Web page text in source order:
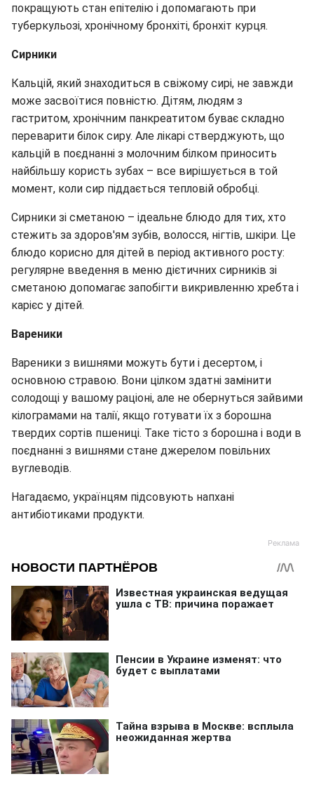
покращують стан епітелію і допомагають при
туберкульозі, хронічному бронхіті, бронхіт курця.
Сирники
Кальцій, який знаходиться в свіжому сирі, не завжди
може засвоїтися повністю. Дітям, людям з
гастритом, хронічним панкреатитом буває складно
переварити білок сиру. Але лікарі стверджують, що
кальцій в поєднанні з молочним білком приносить
найбільшу користь зубах – все вирішується в той
момент, коли сир піддається тепловій обробці.
Сирники зі сметаною – ідеальне блюдо для тих, хто
стежить за здоров'ям зубів, волосся, нігтів, шкіри. Це
блюдо корисно для дітей в період активного росту:
регулярне введення в меню дієтичних сирників зі
сметаною допомагає запобігти викривленню хребта і
карієс у дітей.
Вареники
Вареники з вишнями можуть бути і десертом, і
основною стравою. Вони цілком здатні замінити
солодощі у вашому раціоні, але не обернуться зайвими
кілограмами на талії, якщо готувати їх з борошна
твердих сортів пшениці. Таке тісто з борошна і води в
поєднанні з вишнями стане джерелом повільних
вуглеводів.
Нагадаємо, українцям підсовують напхані
антибіотиками продукти.